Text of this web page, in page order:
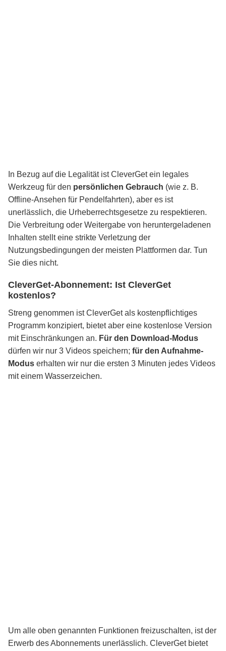
In Bezug auf die Legalität ist CleverGet ein legales
Werkzeug für den persönlichen Gebrauch (wie z. B.
Offline-Ansehen für Pendelfahrten), aber es ist
unerlässlich, die Urheberrechtsgesetze zu respektieren.
Die Verbreitung oder Weitergabe von heruntergeladenen
Inhalten stellt eine strikte Verletzung der
Nutzungsbedingungen der meisten Plattformen dar. Tun
Sie dies nicht.
CleverGet-Abonnement: Ist CleverGet
kostenlos?
Streng genommen ist CleverGet als kostenpflichtiges
Programm konzipiert, bietet aber eine kostenlose Version
mit Einschränkungen an. Für den Download-Modus
dürfen wir nur 3 Videos speichern; für den Aufnahme-
Modus erhalten wir nur die ersten 3 Minuten jedes Videos
mit einem Wasserzeichen.
Um alle oben genannten Funktionen freizuschalten, ist der
Erwerb des Abonnements unerlässlich. CleverGet bietet